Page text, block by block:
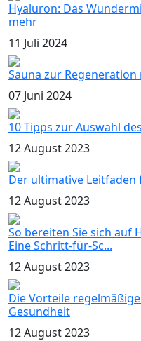
Hyaluron: Das
mehr
11 Juli 2024
Sauna zur Regeneration
07 Juni 2024
10 Tipps zur Auswahl
12 August 2023
Der ultimative Leitfaden
12 August 2023
So bereiten Sie sich auf
Eine Schritt-für-Sc...
12 August 2023
Die Vorteile
Gesundheit
12 August 2023